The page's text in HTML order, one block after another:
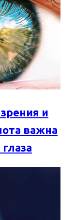
и
важна